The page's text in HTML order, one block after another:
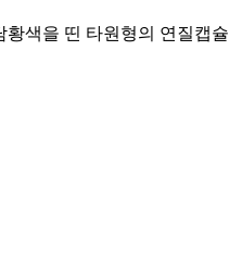
색을 띤 타원형의 연질캡슐